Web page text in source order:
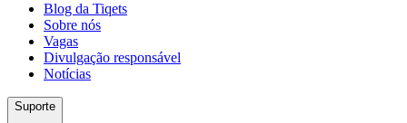
Blog da Tiqets
Sobre nós
Vagas
Divulgação responsável
Notícias
Suporte